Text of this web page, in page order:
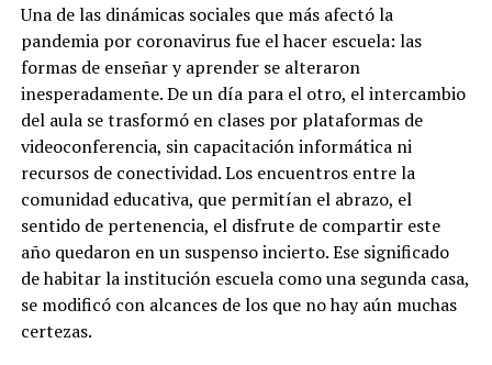
Una de las dinámicas sociales que más afectó la
pandemia por coronavirus fue el hacer escuela: las
formas de enseñar y aprender se alteraron
inesperadamente. De un día para el otro, el intercambio
del aula se trasformó en clases por plataformas de
videoconferencia, sin capacitación informática ni
recursos de conectividad. Los encuentros entre la
comunidad educativa, que permitían el abrazo, el
sentido de pertenencia, el disfrute de compartir este
año quedaron en un suspenso incierto. Ese significado
de habitar la institución escuela como una segunda casa,
se modificó con alcances de los que no hay aún muchas
certezas.